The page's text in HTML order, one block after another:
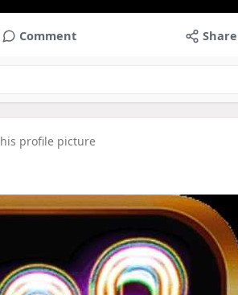
Comment Share
profile picture